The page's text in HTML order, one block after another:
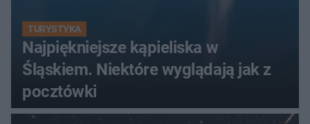
TURYSTYKA
Najpiękniejsze kąpieliska w
Śląskiem. Niektóre wyglądają jak z
pocztówki